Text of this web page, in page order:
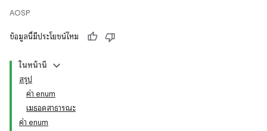
AOSP
ข้อมูลนี้มีประโยชน์ไหม
ในหน้านี้
สรุป
ค่า enum
เมธอดสาธารณะ
ค่า enum